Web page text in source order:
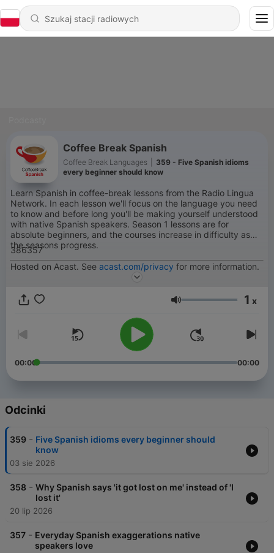
Coffee Break Spanish
Coffee Break Languages
359 - Five Spanish idioms
every beginner should know
Learn Spanish in coffee-break lessons from the Radio Lingua
Network. In each lesson we'll focus on the language you need
to know and before long you'll be making yourself understood
with native Spanish speakers. Season 1 lessons are for
absolute beginners, and the courses increase in difficulty as
the seasons progress.
386357
Hosted on Acast. See acast.com/privacy for more information.
Głośność 1 x
00:00 00:00
Odcinki
359 - Five Spanish idioms every beginner should
know
03 sie 2026
358 - Why Spanish says 'it got lost on me' instead of 'I
lost it'
20 lip 2026
357 - Everyday Spanish exaggerations native
speakers love